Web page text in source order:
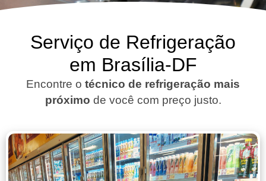
Serviço de Refrigeração
em Brasília-DF
Encontre o técnico de refrigeração mais
próximo de você com preço justo.